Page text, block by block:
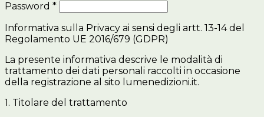
Password *
Informativa sulla Privacy ai sensi degli artt. 13-14 del
Regolamento UE 2016/679 (GDPR)
La presente informativa descrive le modalità di
trattamento dei dati personali raccolti in occasione
della registrazione al sito lumenedizioni.it.
1. Titolare del trattamento